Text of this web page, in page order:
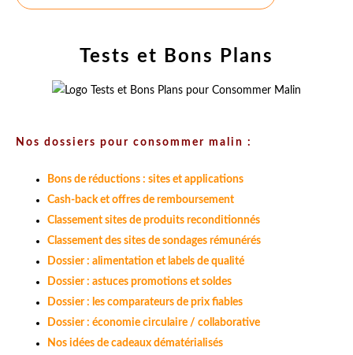
Tests et Bons Plans
Nos dossiers pour consommer malin :
Bons de réductions : sites et applications
Cash-back et offres de remboursement
Classement sites de produits reconditionnés
Classement des sites de sondages rémunérés
Dossier : alimentation et labels de qualité
Dossier : astuces promotions et soldes
Dossier : les comparateurs de prix fiables
Dossier : économie circulaire / collaborative
Nos idées de cadeaux dématérialisés